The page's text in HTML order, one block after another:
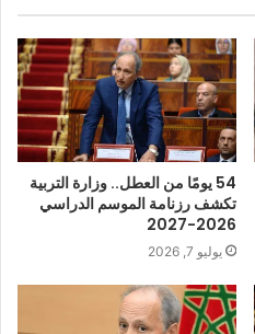
54 يومًا من العطل.. وزارة التربية
تكشف رزنامة الموسم الدراسي
2026-2027
يوليو 7, 2026